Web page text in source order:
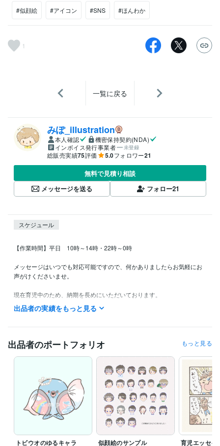
#似顔絵 #アイコン #SNS #ほんわか
1
一覧に戻る
みぽ_illustration
本人確認
機密保持契約(NDA)
インボイス発行事業者
未登録
総販売実績75評価 5.0フォロワー21
無料で見積り相談
メッセージを送る
フォロー21
スケジュール
【作業時間】平日　10時～14時・22時～0時
メッセージはいつでも対応可能ですので、何かありましたらお気軽にお
声がけくださいませ。
現在育児中のため、納期を長めにいただいております。
また、土日祝の外出時など、返信が遅くなってしまうことがありますの
で、予めご了承くださいませ。
が気になる方などいらっしゃいましたら、事前にお申し付けください。
どうぞよろしくお願いいたします。
デザイナー / その他デザイナー 経験年数 : 8年
受賞歴
絵本の登場キャラクターやさしいおばけコンテスト　入賞
夜な夜な
プロジェクト　キャラプロ　最終選考ノミネート
資格・検定
出品者の実績をもっと見る
出品者のポートフォリオ もっと見る
トビウオのゆるキャラ 似顔絵のサンプル 育児エッセイ